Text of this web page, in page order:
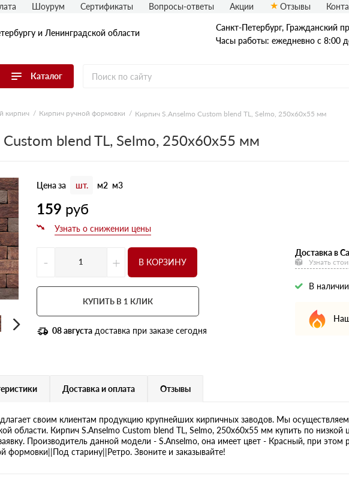
и Ленинградской области
Санкт-Петербург, Граждaнский
Часы работы: ежедневно с 8:00
Каталог
кирпич
декор
Рядовой кирпич
Полнотелый
Шоурум Сертификаты Вопросы-ответы Акции Отзывы
кирпич Кирпич ручной формовки Кирпич S.Anselmo Custom blend TL, Selmo, 250х60х55 мм
blend TL, Selmo, 250х60х55 мм
Цена за шт. м2 м3
159 руб
- + В КОРЗИНУ
КУПИТЬ В 1 КЛИК
08 августа доставка при заказе сегодня
Доставка в
Узнать
В наличии
Доставка и оплата Отзывы
своим клиентам продукцию крупнейших кирпичных заводов. Мы
области. Кирпич S.Anselmo Custom blend TL, Selmo, 250х60х55 мм купить по
Производитель данной модели - S.Anselmo, она имеет цвет - Красный, при этом
формовки||Под старину||Ретро. Звоните и заказывайте!